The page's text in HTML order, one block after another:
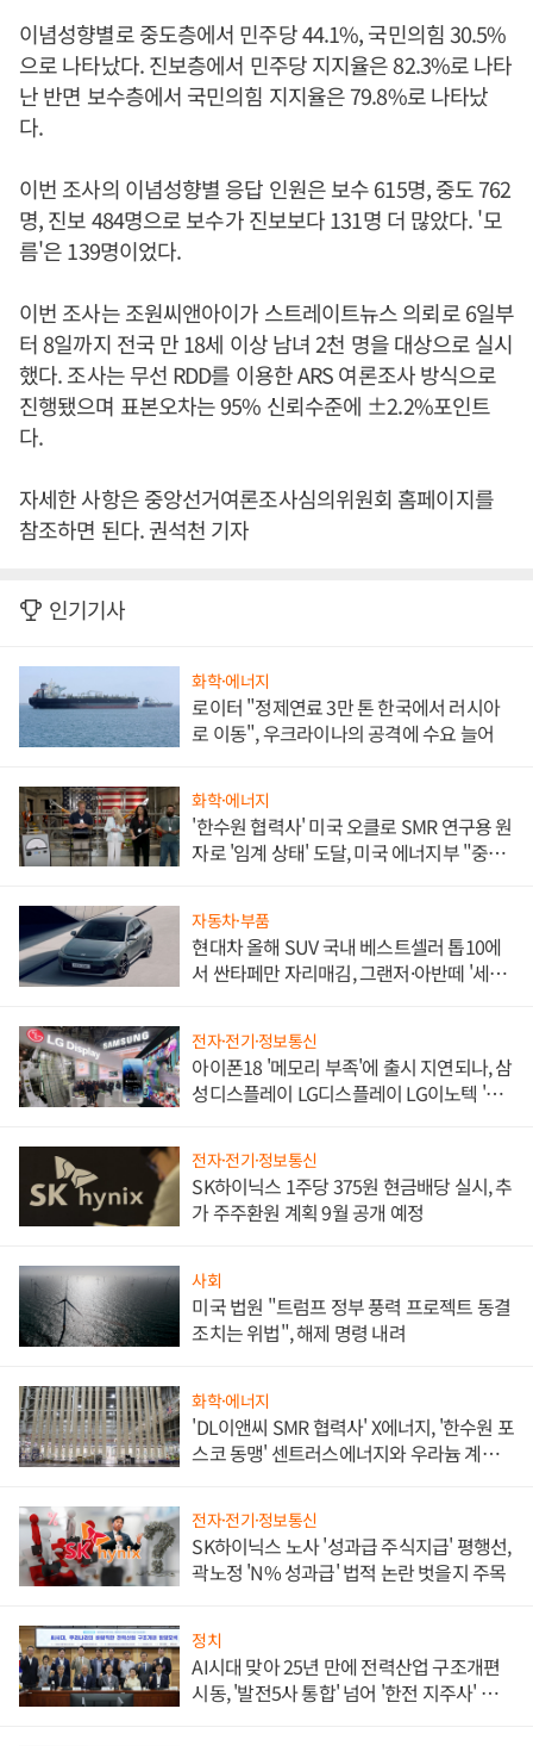
이념성향별로 중도층에서 민주당 44.1%, 국민의힘 30.5%
으로 나타났다. 진보층에서 민주당 지지율은 82.3%로 나타
난 반면 보수층에서 국민의힘 지지율은 79.8%로 나타났
다.
이번 조사의 이념성향별 응답 인원은 보수 615명, 중도 762
명, 진보 484명으로 보수가 진보보다 131명 더 많았다. '모
름'은 139명이었다.
이번 조사는 조원씨앤아이가 스트레이트뉴스 의뢰로 6일부
터 8일까지 전국 만 18세 이상 남녀 2천 명을 대상으로 실시
했다. 조사는 무선 RDD를 이용한 ARS 여론조사 방식으로
진행됐으며 표본오차는 95% 신뢰수준에 ±2.2%포인트
다.
자세한 사항은 중앙선거여론조사심의위원회 홈페이지를
참조하면 된다. 권석천 기자
인기기사
화학·에너지
로이터 "정제연료 3만 톤 한국에서 러시아
로 이동", 우크라이나의 공격에 수요 늘어
화학·에너지
'한수원 협력사' 미국 오클로 SMR 연구용 원
자로 '임계 상태' 도달, 미국 에너지부 "중요
자동차·부품
현대차 올해 SUV 국내 베스트셀러 톱10에
서 싼타페만 자리매김, 그랜저·아반떼 '세단
전자·전기·정보통신
아이폰18 '메모리 부족'에 출시 지연되나, 삼
성디스플레이 LG디스플레이 LG이노텍 '탈
전자·전기·정보통신
SK하이닉스 1주당 375원 현금배당 실시, 추
가 주주환원 계획 9월 공개 예정
사회
미국 법원 "트럼프 정부 풍력 프로젝트 동결
조치는 위법", 해제 명령 내려
화학·에너지
'DL이앤씨 SMR 협력사' X에너지, '한수원 포
스코 동맹' 센트러스에너지와 우라늄 계약
전자·전기·정보통신
SK하이닉스 노사 '성과급 주식지급' 평행선,
곽노정 'N% 성과급' 법적 논란 벗을지 주목
정치
AI시대 맞아 25년 만에 전력산업 구조개편
시동, '발전5사 통합' 넘어 '한전 지주사' 재편